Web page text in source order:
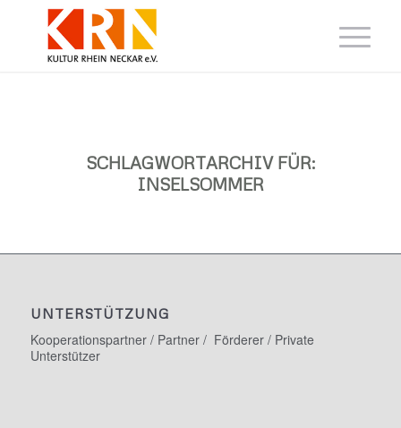
SCHLAGWORTARCHIV FÜR:
INSELSOMMER
UNTERSTÜTZUNG
Kooperationspartner / Partner / Förderer / Private
Unterstützer